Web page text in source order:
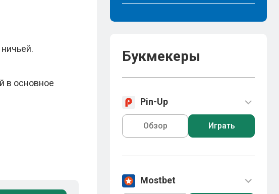
в основное
Букмекеры
Pin-Up
Обзор Играть
Mostbet